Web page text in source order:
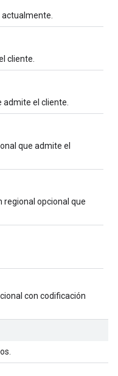
cliente.
el cliente.
que admite el
regional opcional que
con codificación